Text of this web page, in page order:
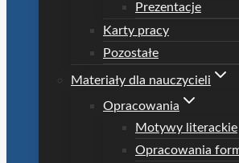
Prezentacje
Karty pracy
Pozostałe
Materiały dla nauczycieli
Opracowania
Motywy literackie
Opracowania